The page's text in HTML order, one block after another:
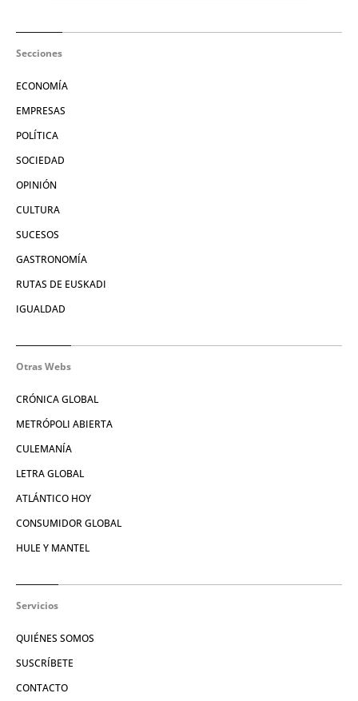
Secciones
ECONOMÍA
EMPRESAS
POLÍTICA
SOCIEDAD
OPINIÓN
CULTURA
SUCESOS
GASTRONOMÍA
RUTAS DE EUSKADI
IGUALDAD
Otras Webs
CRÓNICA GLOBAL
METRÓPOLI ABIERTA
CULEMANÍA
LETRA GLOBAL
ATLÁNTICO HOY
CONSUMIDOR GLOBAL
HULE Y MANTEL
Servicios
QUIÉNES SOMOS
SUSCRÍBETE
CONTACTO